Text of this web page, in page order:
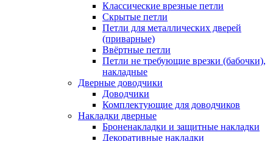
Классические врезные петли
Скрытые петли
Петли для металлических дверей
(приварные)
Ввёртные петли
Петли не требующие врезки (бабочки),
накладные
Дверные доводчики
Доводчики
Комплектующие для доводчиков
Накладки дверные
Броненакладки и защитные накладки
Декоративные накладки